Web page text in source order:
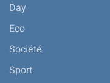
Day
Eco
Société
Sport